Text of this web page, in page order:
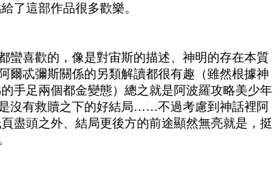
了這部作品很多歡樂。
蠻喜歡的，像是對宙斯的描述、神明的存在本質
爾忒彌斯關係的另類解讀都很有趣（雖然根據神
手足兩個都金變態）總之就是阿波羅攻略美少年
沒有救贖之下的好結局……不過考慮到神話裡阿
盡頭之外、結局更後方的前途顯然無亮就是，挺